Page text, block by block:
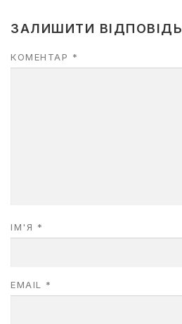
ЗАЛИШИТИ ВІДПОВІДЬ
КОМЕНТАР *
ІМ'Я *
EMAIL *